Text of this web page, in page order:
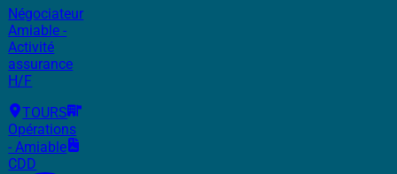
Négociateur
Amiable -
Activité
assurance
H/F
TOURS
Opérations
- Amiable
CDD